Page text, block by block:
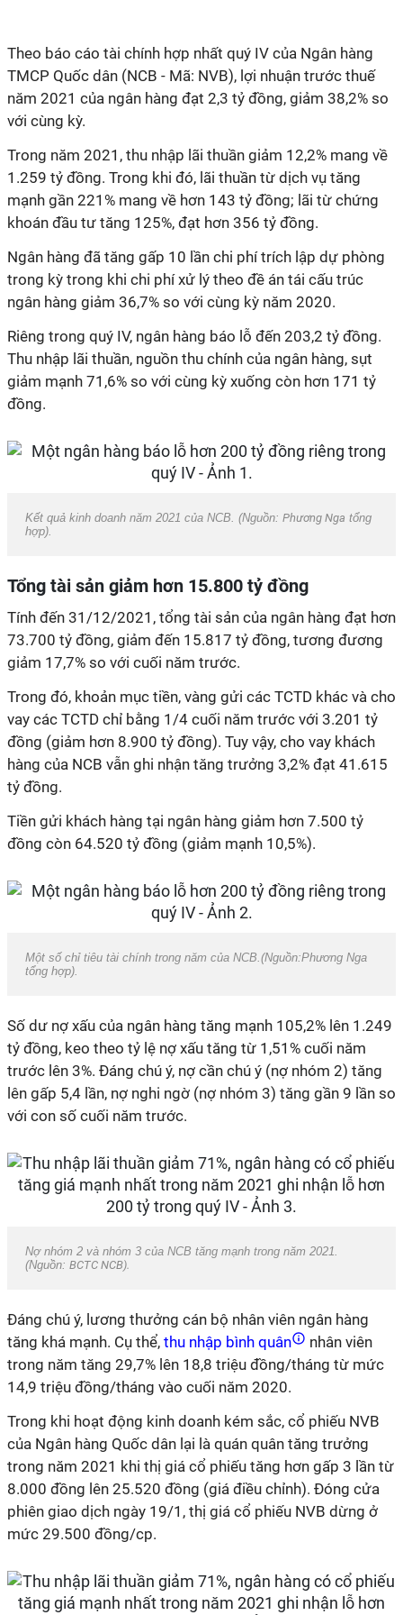
Theo báo cáo tài chính hợp nhất quý IV của Ngân hàng
TMCP Quốc dân (NCB - Mã: NVB), lợi nhuận trước thuế
năm 2021 của ngân hàng đạt 2,3 tỷ đồng, giảm 38,2% so
với cùng kỳ.
Trong năm 2021, thu nhập lãi thuần giảm 12,2% mang về
1.259 tỷ đồng. Trong khi đó, lãi thuần từ dịch vụ tăng
mạnh gần 221% mang về hơn 143 tỷ đồng; lãi từ chứng
khoán đầu tư tăng 125%, đạt hơn 356 tỷ đồng.
Ngân hàng đã tăng gấp 10 lần chi phí trích lập dự phòng
trong kỳ trong khi chi phí xử lý theo đề án tái cấu trúc
ngân hàng giảm 36,7% so với cùng kỳ năm 2020.
Riêng trong quý IV, ngân hàng báo lỗ đến 203,2 tỷ đồng.
Thu nhập lãi thuần, nguồn thu chính của ngân hàng, sụt
giảm mạnh 71,6% so với cùng kỳ xuống còn hơn 171 tỷ
đồng.
Kết quả kinh doanh năm 2021 của NCB. (Nguồn: Phương Nga tổng
hợp).
Tổng tài sản giảm hơn 15.800 tỷ đồng
Tính đến 31/12/2021, tổng tài sản của ngân hàng đạt hơn
73.700 tỷ đồng, giảm đến 15.817 tỷ đồng, tương đương
giảm 17,7% so với cuối năm trước.
Trong đó, khoản mục tiền, vàng gửi các TCTD khác và cho
vay các TCTD chỉ bằng 1/4 cuối năm trước với 3.201 tỷ
đồng (giảm hơn 8.900 tỷ đồng). Tuy vậy, cho vay khách
hàng của NCB vẫn ghi nhận tăng trưởng 3,2% đạt 41.615
tỷ đồng.
Tiền gửi khách hàng tại ngân hàng giảm hơn 7.500 tỷ
đồng còn 64.520 tỷ đồng (giảm mạnh 10,5%).
Một số chỉ tiêu tài chính trong năm của NCB.(Nguồn:Phương Nga
tổng hợp).
Số dư nợ xấu của ngân hàng tăng mạnh 105,2% lên 1.249
tỷ đồng, keo theo tỷ lệ nợ xấu tăng từ 1,51% cuối năm
trước lên 3%. Đáng chú ý, nợ cần chú ý (nợ nhóm 2) tăng
lên gấp 5,4 lần, nợ nghi ngờ (nợ nhóm 3) tăng gần 9 lần so
với con số cuối năm trước.
Nợ nhóm 2 và nhóm 3 của NCB tăng mạnh trong năm 2021.
(Nguồn: BCTC NCB).
Đáng chú ý, lương thưởng cán bộ nhân viên ngân hàng
tăng khá mạnh. Cụ thể, thu nhập bình quân
nhân viên
trong năm tăng 29,7% lên 18,8 triệu đồng/tháng từ mức
14,9 triệu đồng/tháng vào cuối năm 2020.
Trong khi hoạt động kinh doanh kém sắc, cổ phiếu NVB
của Ngân hàng Quốc dân lại là quán quân tăng trưởng
trong năm 2021 khi thị giá cổ phiếu tăng hơn gấp 3 lần từ
8.000 đồng lên 25.520 đồng (giá điều chỉnh). Đóng cửa
phiên giao dịch ngày 19/1, thị giá cổ phiếu NVB dừng ở
mức 29.500 đồng/cp.